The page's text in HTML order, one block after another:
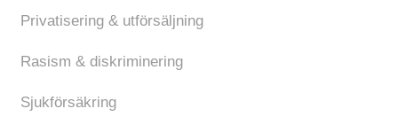
Privatisering & utförsäljning
Rasism & diskriminering
Sjukförsäkring